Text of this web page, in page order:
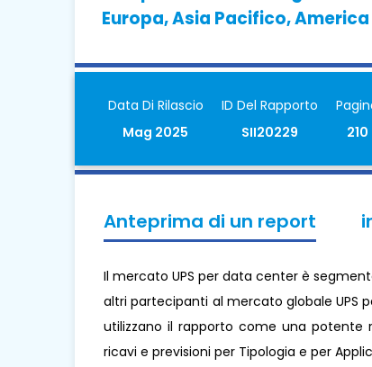
Europa, Asia Pacifico,
Data Di Rilascio
Mag 2025
ID Del Rapporto
SII20229
210
Anteprima di un report
Il mercato UPS per data center è
altri partecipanti al mercato globale UPS
utilizzano il rapporto come una potente
ricavi e previsioni per Tipologia e per